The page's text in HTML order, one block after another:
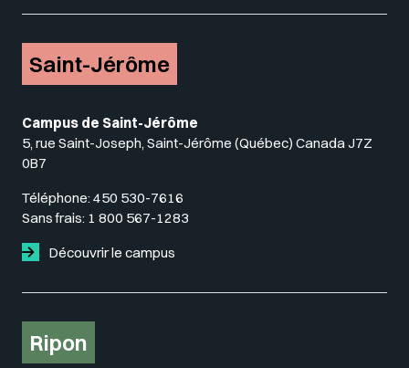
Saint-Jérôme
Campus de Saint-Jérôme
5, rue Saint-Joseph, Saint-Jérôme (Québec) Canada J7Z
0B7
Téléphone: 450 530-7616
Sans frais: 1 800 567-1283
Découvrir le campus
Ripon